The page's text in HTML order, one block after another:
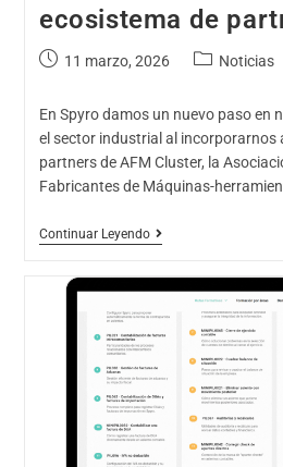
ecosistema de
11 marzo, 2026 Noticias
En Spyro damos un nuevo paso en
el sector industrial al incorporarnos
partners de AFM Cluster, la
Fabricantes de Máquinas-
Continuar Leyendo